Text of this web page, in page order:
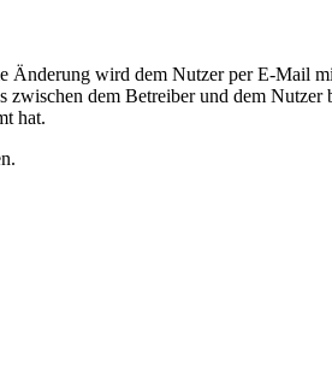
Änderung wird dem Nutzer per E-Mail
dem Betreiber und dem
hat.